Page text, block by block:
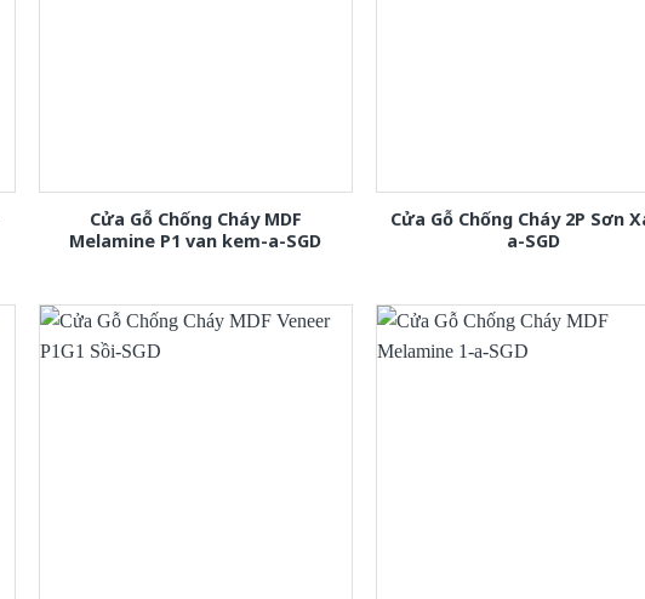
Cửa Gỗ Chống Cháy MDF
Melamine P1 van kem-a-SGD
Cửa Gỗ Chống Cháy 2P Sơn
a-SGD